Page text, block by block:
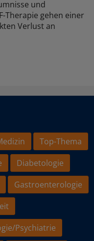
und
Therapie gehen einer
Verlust an
Top-Thema
Diabetologie
Gastroenterologie
Psychiatrie